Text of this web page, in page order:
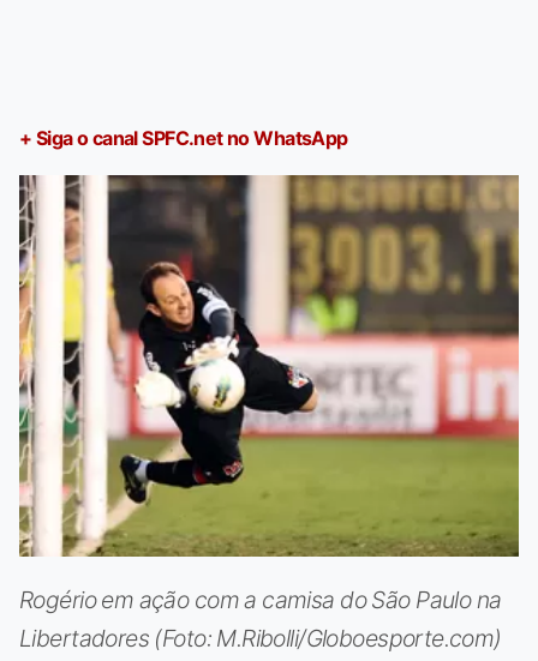
+ Siga o canal SPFC.net no WhatsApp
Rogério em ação com a camisa do São Paulo na
Libertadores (Foto: M.Ribolli/Globoesporte.com)